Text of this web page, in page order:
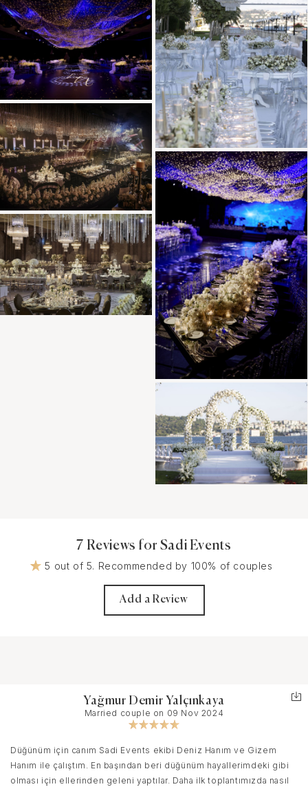
7 Reviews for Sadi Events
5 out of 5. Recommended by 100% of couples
Add a Review
Yağmur Demir Yalçınkaya
Married couple on 09 Nov 2024
Düğünüm için canım Sadi Events ekibi Deniz Hanım ve Gizem
Hanım ile çalıştım. En başından beri düğünüm hayallerimdeki gibi
olması için ellerinden geleni yaptılar. Daha ilk toplantımızda nasıl